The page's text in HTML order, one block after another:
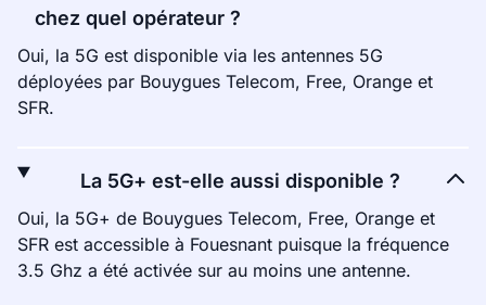
chez quel opérateur ?
Oui, la 5G est disponible via les antennes 5G
déployées par Bouygues Telecom, Free, Orange et
SFR.
La 5G+ est-elle aussi disponible ?
Oui, la 5G+ de Bouygues Telecom, Free, Orange et
SFR est accessible à Fouesnant puisque la fréquence
3.5 Ghz a été activée sur au moins une antenne.